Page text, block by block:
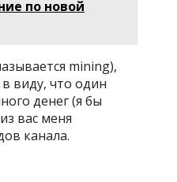
по новой
mining),
виду, что один
денег (я бы
вас меня
канала.